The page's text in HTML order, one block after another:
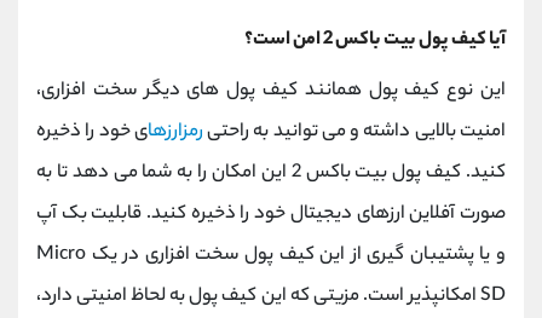
آیا کیف پول بیت باکس 2 امن است؟
این نوع کیف پول همانند کیف پول های دیگر سخت افزاری،
امنیت بالایی داشته و می توانید به راحتیرمزارزهای خود را ذخیره
کنید. کیف پول بیت باکس 2 این امکان را به شما می دهد تا به
صورت آفلاین ارزهای دیجیتال خود را ذخیره کنید. قابلیت بک آپ
و یا پشتیبان گیری از این کیف پول سخت افزاری در یک Micro
SD امکانپذیر است. مزیتی که این کیف پول به لحاظ امنیتی دارد،